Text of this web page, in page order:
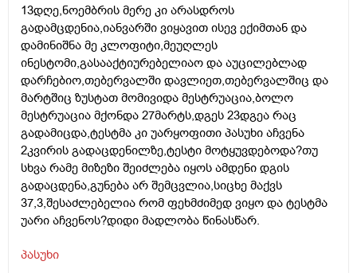
13დღე,ნოემბრის მერე კი არასდროს
გადამცდენია,იანვარში ვიყავით ისევ ექიმთან და
დამინიშნა მე კლოფიტი,მეუღლეს
ინესტომი,გასააქტიურებელიაო და აუცილებლად
დარჩებიო,თებერვალში დავლიეთ,თებერვალშიც და
მარტშიც ზუსტათ მომივიდა მესტრუაცია,ბოლო
მესტრუაცია მქონდა 27მარტს,დგეს 23დგეა რაც
გადამიცდა,ტესტმა კი უარყოფითი პასუხი აჩვენა
2კვირის გადაცდენილზე,ტესტი მოტყუვდებოდა?თუ
სხვა რამე მიზეზი შეიძლება იყოს ამდენი დგის
გადაცდენა,გუნება არ შემცვლია,სიცხე მაქვს
37,3,შესაძლებელია რომ ფეხმძიმედ ვიყო და ტესტმა
უარი აჩვენოს?დიდი მადლობა წინასწარ.
პასუხი